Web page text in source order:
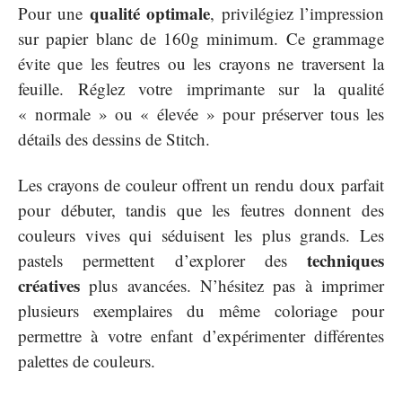
Pour une qualité optimale, privilégiez l’impression
sur papier blanc de 160g minimum. Ce grammage
évite que les feutres ou les crayons ne traversent la
feuille. Réglez votre imprimante sur la qualité
« normale » ou « élevée » pour préserver tous les
détails des dessins de Stitch.
Les crayons de couleur offrent un rendu doux parfait
pour débuter, tandis que les feutres donnent des
couleurs vives qui séduisent les plus grands. Les
pastels permettent d’explorer des techniques
créatives plus avancées. N’hésitez pas à imprimer
plusieurs exemplaires du même coloriage pour
permettre à votre enfant d’expérimenter différentes
palettes de couleurs.